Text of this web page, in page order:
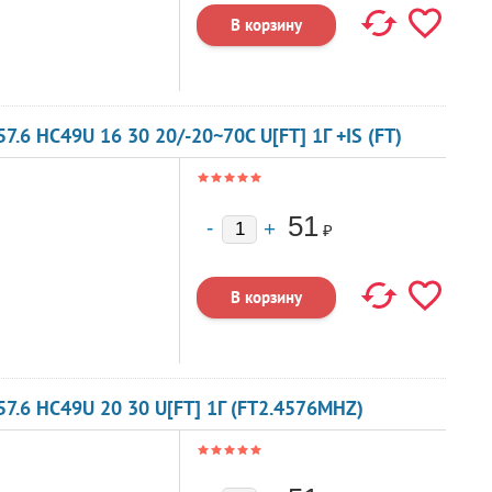
HC49U 16 30 20/-20~70C U[FT] 1Г +IS (FT)
51 ₽
HC49U 20 30 U[FT] 1Г (FT2.4576MHZ)